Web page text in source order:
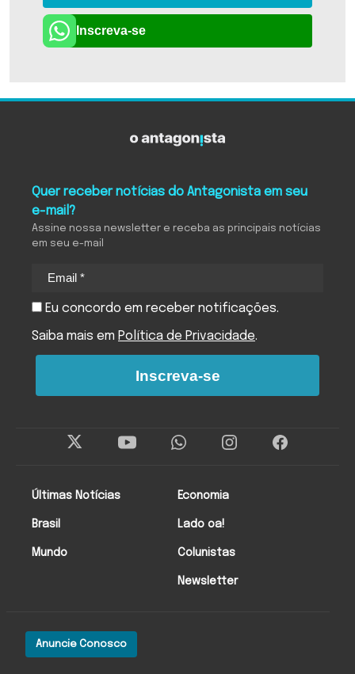
Inscreva-se
Anuncie Conosco
Últimas Notícias
Brasil
Mundo
Economia
Lado oa!
Colunistas
Newsletter
Quer receber notícias do Antagonista em seu
e-mail?
Assine nossa newsletter e receba as principais notícias
em seu e-mail
Eu concordo em receber notificações.
Saiba mais em Política de Privacidade.
Inscreva-se